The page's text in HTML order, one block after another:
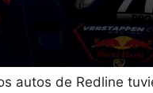
autos de Redline